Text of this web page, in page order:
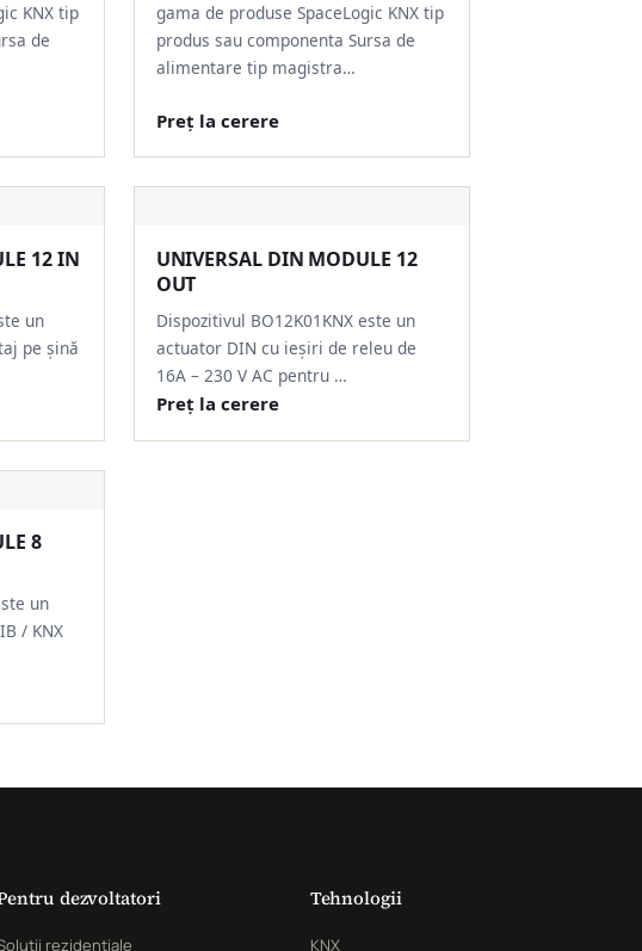
KNX tip
de
gama de produse SpaceLogic KNX tip
produs sau componenta Sursa de
alimentare tip magistra…
Preț la cerere
12 IN
un
pe șină
UNIVERSAL DIN MODULE 12
OUT
Dispozitivul BO12K01KNX este un
actuator DIN cu ieșiri de releu de
16A – 230 V AC pentru …
Preț la cerere
8
un
/ KNX
dezvoltatori
rezidențiale
Tehnologii
KNX